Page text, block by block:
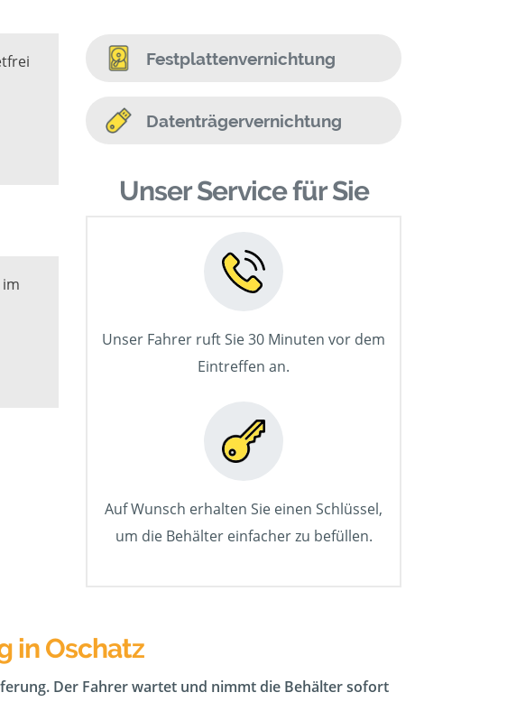
Festplattenvernichtung
Datenträgervernichtung
Unser Service für Sie
Unser Fahrer ruft Sie 30 Minuten vor dem
Eintreffen an.
Auf Wunsch erhalten Sie einen Schlüssel,
um die Behälter einfacher zu befüllen.
in Oschatz
Der Fahrer wartet und nimmt die Behälter sofort